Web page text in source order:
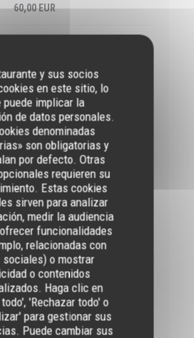
y sus socios
en este sitio, lo
puede implicar la
de datos personales.
denominadas
son obligatorias y
por defecto. Otras
requieren su
Estas cookies
sirven para analizar
medir la audiencia
funcionalidades
relacionadas con
sociales) o mostrar
o contenidos
Haga clic en
'Rechazar todo' o
para gestionar sus
Puede cambiar sus
60,00 EUR
jus réduit et potiron en 2 façons.
60,00 EUR
2025 : ATELIER BUCHE
Vanille Mandarine.
60,00 EUR
2025 : ATELIER BUCHE
Vanille Mandarine.
60,00 EUR
2026 : ATELIER CHOUX FARCIS
et ses petits légumes
- Choux chantilly
60,00 EUR